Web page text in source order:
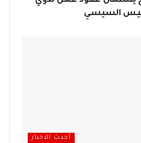
السيسي
أحدث الاخبار